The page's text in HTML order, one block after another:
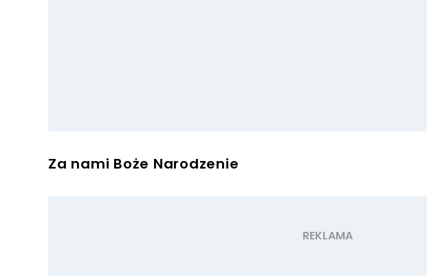
Za nami Boże Narodzenie